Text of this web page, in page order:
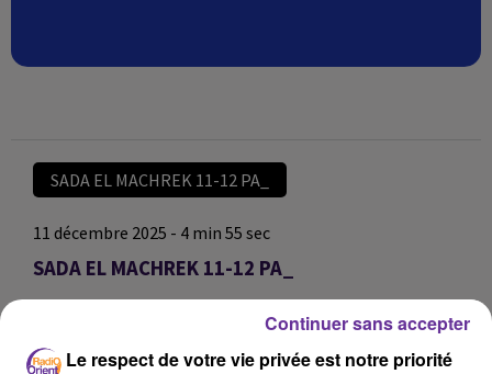
SADA EL MACHREK 11-12 PA_
11 décembre 2025 - 4 min 55 sec
SADA EL MACHREK 11-12 PA_
SADA EL MACHREK 11-12 PA_
Le respect de votre vie privée est notre priorité
Continuer sans accepter